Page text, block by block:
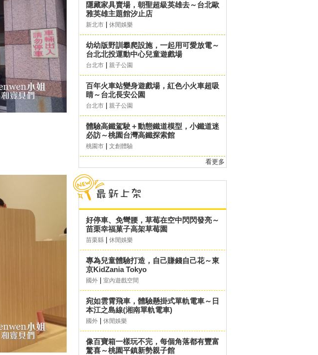
隱藏家具賣場，朝聖超級英雄去～台北歐
雅英雄主題館汐止店
新北市 休閒娛樂
幼幼版野訓攀爬設施，一起用可愛放電～
台北北投運動中心兒童遊戲場
台北市 親子公園
百年火車站變身遊戲場，紅色小火車超吸
睛～台北長安公園
台北市 親子公園
體驗高鐵駕駛＋動態鐵道模型，小鐵道迷
必訪～桃園台灣高鐵探索館
桃園市 文創體驗
看更多
好停車、免彎腰，草莓在空中閃閃發亮～
苗栗幸福菓子高架草莓園
苗栗縣 休閒娛樂
專為兒童體驗打造，自己賺錢自己花～東
京KidZania Tokyo
國外 室內遊戲空間
宛如雲霄飛車，體驗懸掛式單軌電車～日
本江之島線(湘南單軌電車)
國外 休閒娛樂
像百寶箱一樣玩不完，每個角落都有豐富
驚喜～桃園平鎮新勢親子館